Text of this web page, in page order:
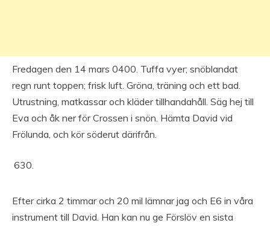
Fredagen den 14 mars 0400. Tuffa vyer; snöblandat
regn runt toppen; frisk luft. Gröna, träning och ett bad.
Utrustning, matkassar och kläder tillhandahåll. Säg hej till
Eva och åk ner för Crossen i snön. Hämta David vid
Frölunda, och kör söderut därifrån.
Efter cirka 2 timmar och 20 mil lämnar jag och E6 in våra
instrument till David. Han kan nu ge Förslöv en sista